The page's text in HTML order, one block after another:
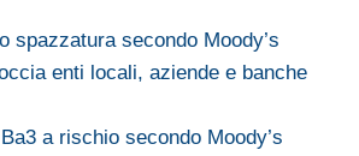
spazzatura secondo Moody’s
enti locali, aziende e banche
a rischio secondo Moody’s